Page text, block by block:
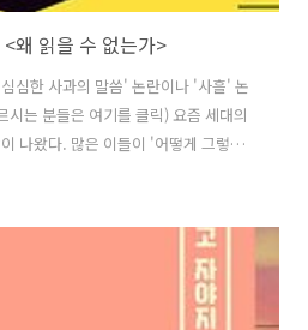
왜 읽을 수 없는가>
심한 사과의 말씀' 논란이나 '사흘' 논
시는 분들은 여기를 클릭) 요즘 세대의
나왔다. 많은 이들이 '어떻게 그렇게
자체도 모르지만 모르는 것을 배우
맞는 말이고 다 공감한다. 하지만, 그
고 싶다면 어떡해야 할까? 상대방에게
시켜야 한다면? 이런 질문에 마치 대
추천받게 되었다(글 하단 링크 참조).